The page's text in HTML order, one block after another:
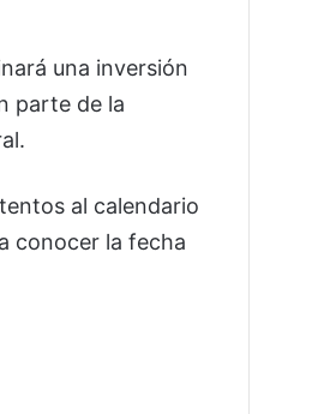
una inversión
parte de la
al calendario
conocer la fecha